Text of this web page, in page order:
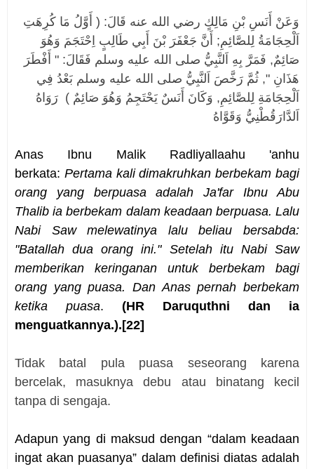
وَعَنْ أَنَسِ بْنِ مَالِكٍ رضي الله عنه قَالَ: ( أَوَّلُ مَا كُرِهَتِ
اَلْحِجَامَةُ لِلصَّائِمِ; أَنَّ جَعْفَرَ بْنَ أَبِي طَالِبٍ اِحْتَجَمَ وَهُوَ
صَائِمٌ, فَمَرَّ بِهِ اَلنَّبِيُّ صلى الله عليه وسلم فَقَالَ: " أَفْطَرَ
هَذَانِ ", ثُمَّ رَخَّصَ اَلنَّبِيُّ صلى الله عليه وسلم بَعْدُ فِي
اَلْحِجَامَةِ لِلصَّائِمِ, وَكَانَ أَنَسٌ يَحْتَجِمُ وَهُوَ صَائِمٌ ) رَوَاهُ
اَلدَّارَقُطْنِيُّ وَقَوَّاهُ
Anas Ibnu Malik Radliyallaahu 'anhu
berkata: Pertama kali dimakruhkan berbekam bagi
orang yang berpuasa adalah Ja'far Ibnu Abu
Thalib ia berbekam dalam keadaan berpuasa. Lalu
Nabi Saw melewatinya lalu beliau bersabda:
"Batallah dua orang ini." Setelah itu Nabi Saw
memberikan keringanan untuk berbekam bagi
orang yang puasa. Dan Anas pernah berbekam
ketika puasa. (HR Daruquthni dan ia
menguatkannya.). [22]
Tidak batal pula puasa seseorang karena
bercelak, masuknya debu atau binatang kecil
tanpa di sengaja.
Adapun yang di maksud dengan “dalam keadaan
ingat akan puasanya” dalam definisi diatas adalah